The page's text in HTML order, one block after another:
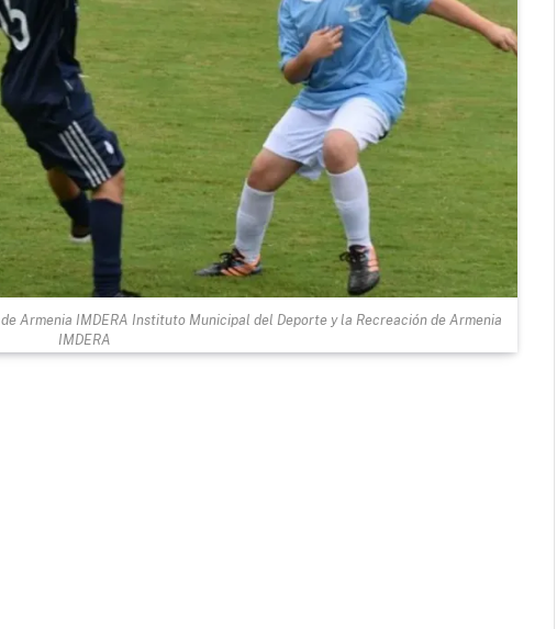
Armenia IMDERA Instituto Municipal del Deporte y la Recreación de Armenia
IMDERA